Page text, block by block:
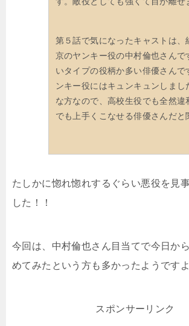
第５話で気になったキャストは、
京のヤンキー役の中村倫也さんで
いタイプの役柄か多い俳優さんで
ンキー役にはキュンキュンしまし
な方なので、高校生役でも全然違
でも上手くこなせる俳優さんだと
たしかに惚れ惚れするぐらい悪役を見
した！！
今回は、中村倫也さん目当てで今日か
めてみたという方も多かったようですよ
スポンサーリンク